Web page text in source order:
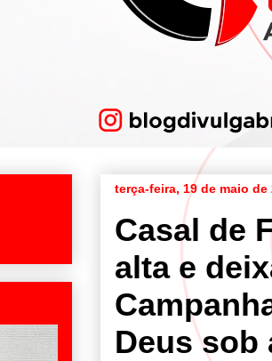
terça-feira, 19 de maio de
Casal de
alta e
Deus sob